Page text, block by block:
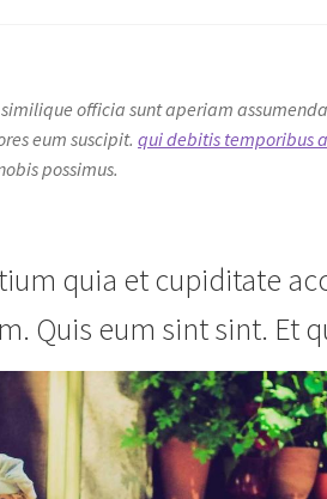
officia sunt aperiam
eum suscipit.qui debitis temporibus
possimus.
quia et cupiditate
Quis eum sint sint. Et